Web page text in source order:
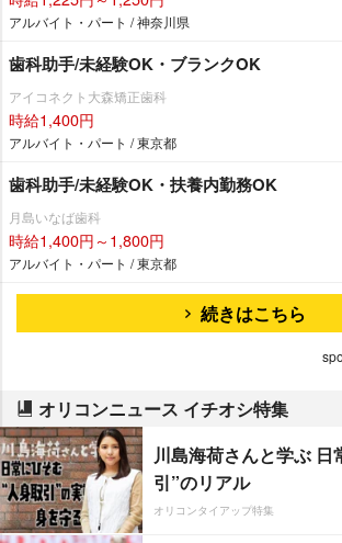
アルバイト・パート / 神奈川県
歯科助手/未経験OK・ブランクOK
アイコネクト大森矯正歯科
時給1,400円
アルバイト・パート / 東京都
歯科助手/未経験OK・扶養内勤務OK
月島いなば歯科
時給1,400円～1,800円
アルバイト・パート / 東京都
続きはこちら
オリコンニュース イチオシ特集
川島海荷さんと学ぶ 日
引”のリアル
オリコンタイアップ特集